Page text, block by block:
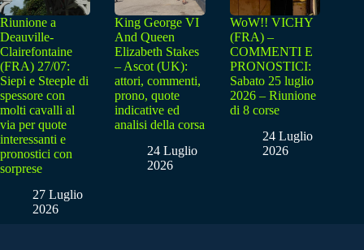
Riunione a
Deauville-
Clairefontaine
(FRA) 27/07:
Siepi e Steeple di
spessore con
molti cavalli al
via per quote
interessanti e
pronostici con
sorprese
27 Luglio
2026
King George VI
And Queen
Elizabeth Stakes
– Ascot (UK):
attori, commenti,
prono, quote
indicative ed
analisi della corsa
24 Luglio
2026
WoW!! VICHY
(FRA) –
COMMENTI E
PRONOSTICI:
Sabato 25 luglio
2026 – Riunione
di 8 corse
24 Luglio
2026